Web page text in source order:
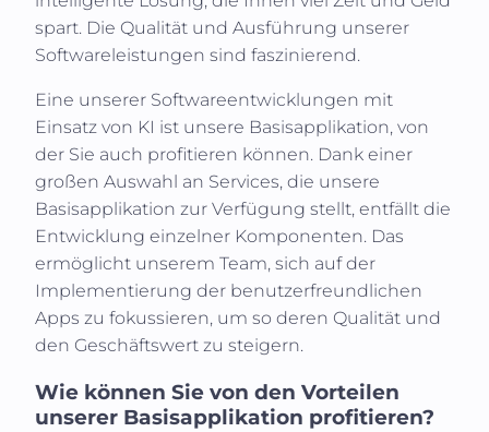
spart. Die Qualität und Ausführung unserer
Softwareleistungen sind faszinierend.
Eine unserer Softwareentwicklungen mit
Einsatz von KI ist unsere Basisapplikation, von
der Sie auch profitieren können. Dank einer
großen Auswahl an Services, die unsere
Basisapplikation zur Verfügung stellt, entfällt die
Entwicklung einzelner Komponenten. Das
ermöglicht unserem Team, sich auf der
Implementierung der benutzerfreundlichen
Apps zu fokussieren, um so deren Qualität und
den Geschäftswert zu steigern.
Wie können Sie von den Vorteilen
unserer Basisapplikation profitieren?